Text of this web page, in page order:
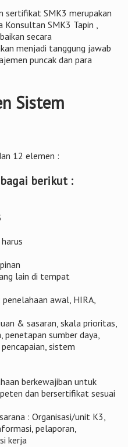
sertifikat SMK3 merupakan
Konsultan SMK3 Tapin ,
secara
menjadi tanggung jawab
puncak dan para
Sistem
12 elemen :
berikut :
lain di tempat
penelahaan awal, HIRA,
& sasaran, skala prioritas,
penetapan sumber daya,
sistem
berkewajiban untuk
dan bersertifikat sesuai
: Organisasi/unit K3,
pelaporan,
kerja